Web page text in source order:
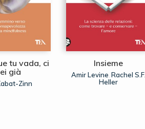
tu vada, ci
già
Zinn
Insieme
Amir Levine, Rachel S.F.
Heller